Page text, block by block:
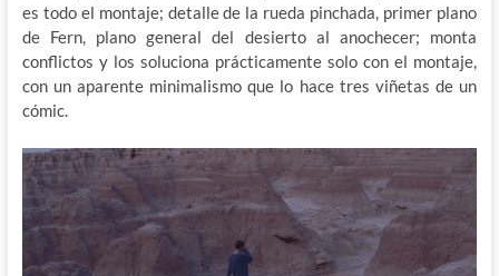
es todo el montaje; detalle de la rueda pinchada, primer plano
de Fern, plano general del desierto al anochecer; monta
conflictos y los soluciona prácticamente solo con el montaje,
con un aparente minimalismo que lo hace tres viñetas de un
cómic.